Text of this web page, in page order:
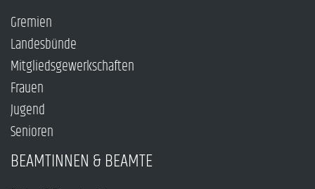
Gremien
Landesbünde
Mitgliedsgewerkschaften
Frauen
Jugend
Senioren
BEAMTINNEN & BEAMTE